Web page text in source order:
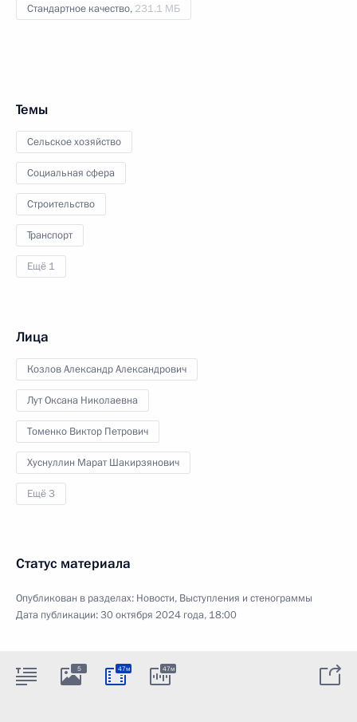
Стандартное качество, 231.1 МБ
Темы
Сельское хозяйство
Социальная сфера
Строительство
Транспорт
Ещё 1
Лица
Козлов Александр Александрович
Лут Оксана Николаевна
Томенко Виктор Петрович
Хуснуллин Марат Шакирзянович
Ещё 3
Статус материала
Опубликован в разделах: Новости, Выступления и стенограммы
Дата публикации:30 октября 2024 года, 18:00
5 47м 47м